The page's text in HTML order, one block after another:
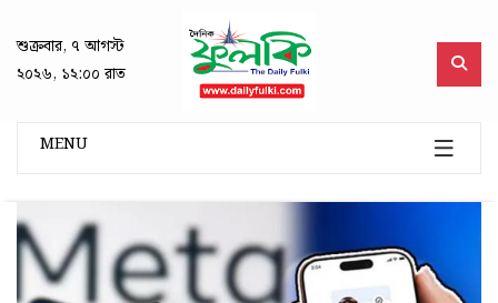
শুক্রবার, ৭ আগস্ট
২০২৬, ১২:০০ রাত
MENU